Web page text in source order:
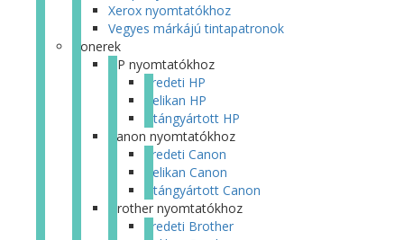
Xerox nyomtatókhoz
Vegyes márkájú tintapatronok
Tonerek
HP nyomtatókhoz
Eredeti HP
Pelikan HP
Utángyártott HP
Canon nyomtatókhoz
Eredeti Canon
Pelikan Canon
Utángyártott Canon
Brother nyomtatókhoz
Eredeti Brother